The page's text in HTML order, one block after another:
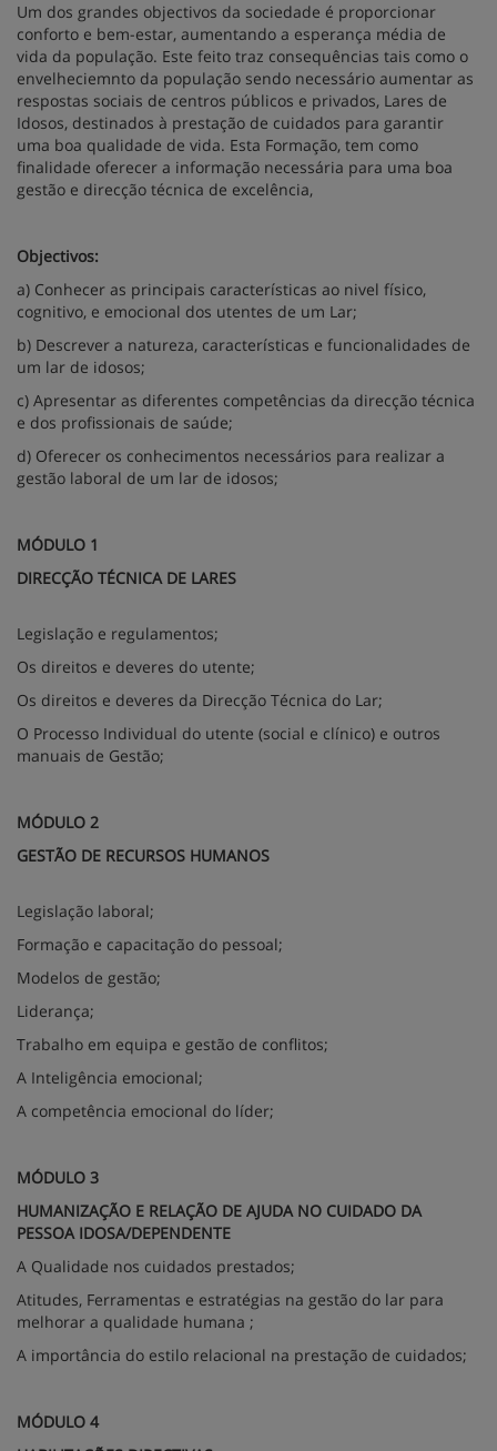
Um dos grandes objectivos da sociedade é proporcionar
conforto e bem-estar, aumentando a esperança média de
vida da população. Este feito traz consequências tais como o
envelheciemnto da população sendo necessário aumentar as
respostas sociais de centros públicos e privados, Lares de
Idosos, destinados à prestação de cuidados para garantir
uma boa qualidade de vida. Esta Formação, tem como
finalidade oferecer a informação necessária para uma boa
gestão e direcção técnica de excelência,
Objectivos:
a) Conhecer as principais características ao nivel físico,
cognitivo, e emocional dos utentes de um Lar;
b) Descrever a natureza, características e funcionalidades de
um lar de idosos;
c) Apresentar as diferentes competências da direcção técnica
e dos profissionais de saúde;
d) Oferecer os conhecimentos necessários para realizar a
gestão laboral de um lar de idosos;
MÓDULO 1
DIRECÇÃO TÉCNICA DE LARES
Legislação e regulamentos;
Os direitos e deveres do utente;
Os direitos e deveres da Direcção Técnica do Lar;
O Processo Individual do utente (social e clínico) e outros
manuais de Gestão;
MÓDULO 2
GESTÃO DE RECURSOS HUMANOS
Legislação laboral;
Formação e capacitação do pessoal;
Modelos de gestão;
Liderança;
Trabalho em equipa e gestão de conflitos;
A Inteligência emocional;
A competência emocional do líder;
MÓDULO 3
HUMANIZAÇÃO E RELAÇÃO DE AJUDA NO CUIDADO DA
PESSOA IDOSA/DEPENDENTE
A Qualidade nos cuidados prestados;
Atitudes, Ferramentas e estratégias na gestão do lar para
melhorar a qualidade humana ;
A importância do estilo relacional na prestação de cuidados;
MÓDULO 4